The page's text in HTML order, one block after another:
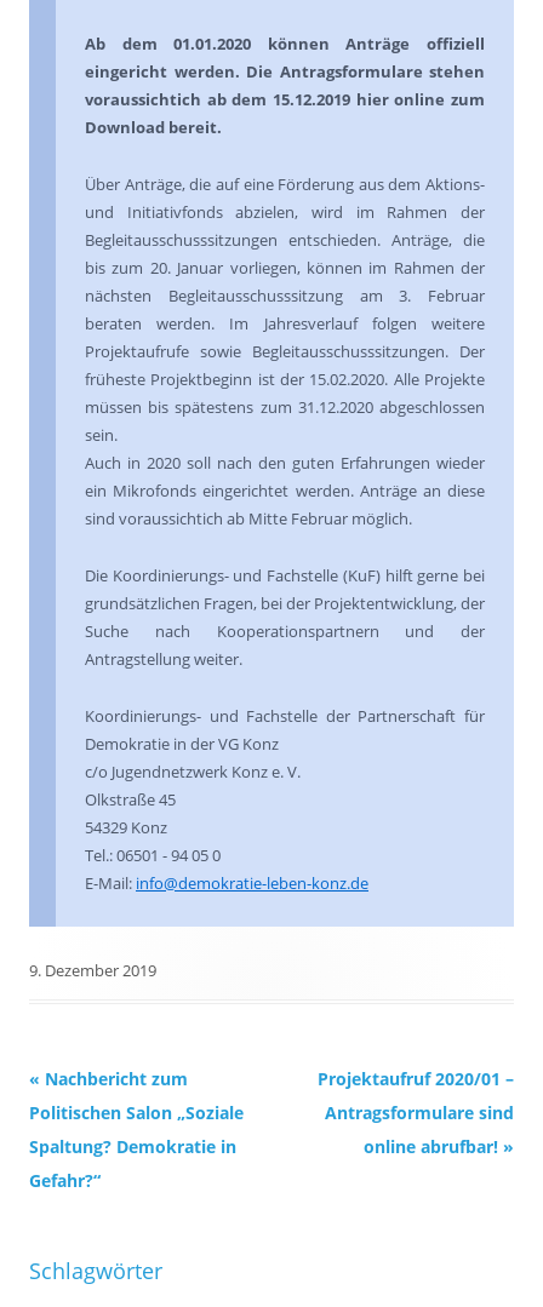
Ab dem 01.01.2020 können Anträge offiziell
eingericht werden. Die Antragsformulare stehen
voraussichtich ab dem 15.12.2019 hier online zum
Download bereit.
Über Anträge, die auf eine Förderung aus dem Aktions-
und Initiativfonds abzielen, wird im Rahmen der
Begleitausschusssitzungen entschieden. Anträge, die
bis zum 20. Januar vorliegen, können im Rahmen der
nächsten Begleitausschusssitzung am 3. Februar
beraten werden. Im Jahresverlauf folgen weitere
Projektaufrufe sowie Begleitausschusssitzungen. Der
früheste Projektbeginn ist der 15.02.2020. Alle Projekte
müssen bis spätestens zum 31.12.2020 abgeschlossen
sein.
Auch in 2020 soll nach den guten Erfahrungen wieder
ein Mikrofonds eingerichtet werden. Anträge an diese
sind voraussichtich ab Mitte Februar möglich.
Die Koordinierungs- und Fachstelle (KuF) hilft gerne bei
grundsätzlichen Fragen, bei der Projektentwicklung, der
Suche nach Kooperationspartnern und der
Antragstellung weiter.
Koordinierungs- und Fachstelle der Partnerschaft für
Demokratie in der VG Konz
c/o Jugendnetzwerk Konz e. V.
Olkstraße 45
54329 Konz
Tel.: 06501 - 94 05 0
E-Mail: info@demokratie-leben-konz.de
9. Dezember 2019
Beitrags-
Navigation
« Nachbericht zum
Politischen Salon „Soziale
Spaltung? Demokratie in
Gefahr?“
Projektaufruf 2020/01 –
Antragsformulare sind
online abrufbar! »
Schlagwörter